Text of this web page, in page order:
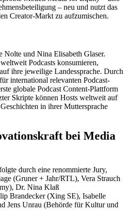
– neu und nutzt das
Creator-Markt zu aufzumischen.
Nolte und Nina Elisabeth Glaser.
Podcasts konsumieren,
ihre jeweilige Landessprache. Durch
international relevanten Podcast-
globale Podcast Content-Plattform
Skripte können Hosts weltweit auf
in ihrer Muttersprache
bei Media
durch eine renommierte Jury,
(Gruner + Jahr/RTL), Vera Strauch
Dr. Nina Klaß
Brandecker (Xing SE), Isabelle
Jens Unrau (Behörde für Kultur und